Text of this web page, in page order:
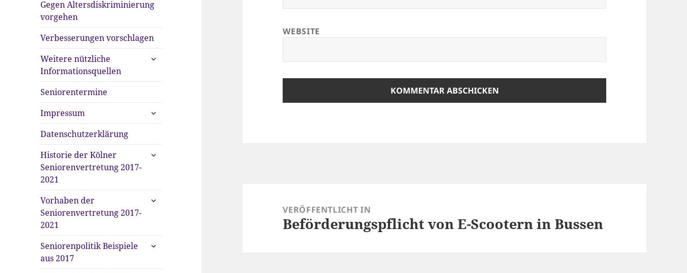
Gegen Altersdiskriminierung
vorgehen
Verbesserungen vorschlagen
Weitere nützliche
Informationsquellen
untermenü
Seniorentermine
Impressum
untermenü
anzeigen
Datenschutzerklärung
Historie der Kölner
Seniorenvertretung 2017-
2021
untermenü
Vorhaben der
Seniorenvertretung 2017-
2021
untermenü
Seniorenpolitik Beispiele
aus 2017
untermenü
WEBSITE
VERÖFFENTLICHT IN
Beförderungspflicht von E-Scootern in Bussen